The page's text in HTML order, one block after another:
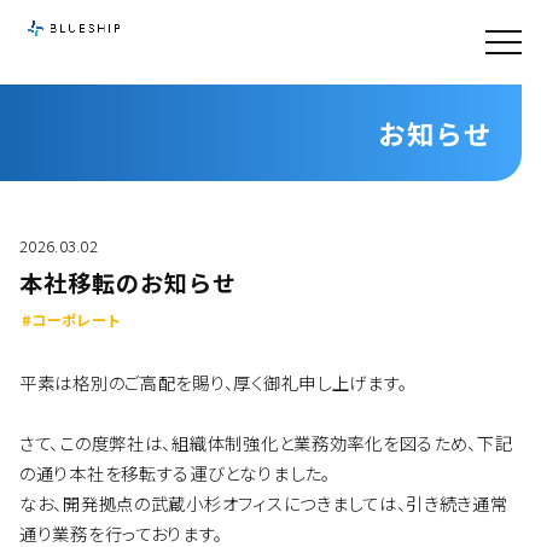
お知らせ
2026.03.02
本社移転のお知らせ
#コーポレート
平素は格別のご高配を賜り、厚く御礼申し上げます。
さて、この度弊社は、組織体制強化と業務効率化を図るため、下記
の通り本社を移転する運びとなりました。
なお、開発拠点の武蔵小杉オフィスにつきましては、引き続き通常
通り業務を行っております。